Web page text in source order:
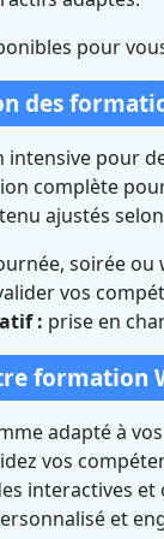
pour
des
pour
complète
ajustés
soirée ou
vos
: prise en
formation
adapté à
vos
interactives et
et